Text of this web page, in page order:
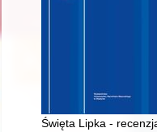
Święta Lipka -